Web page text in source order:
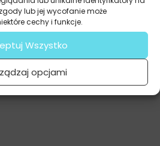
lub jej wycofanie może
cechy i funkcje.
Wszystko
opcjami